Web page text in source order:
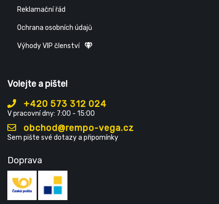
Reklamační řád
Ochrana osobních údajů
Výhody VIP členství
Volejte a pište!
+420 573 312 024
V pracovní dny: 7:00 - 15:00
obchod@rempo-vega.cz
Sem pište své dotazy a připomínky
Doprava